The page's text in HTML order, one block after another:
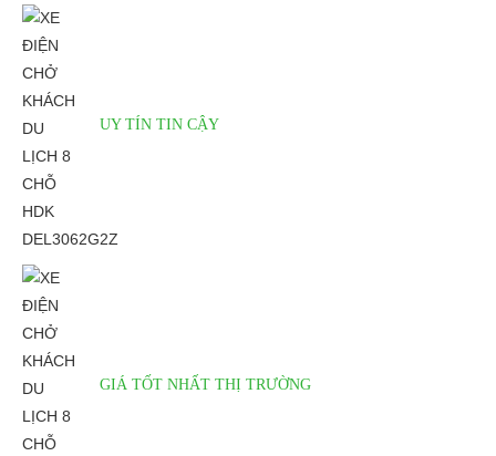
Độ cao gầm:
Khoảng cách
bánh xe:
Trọng
lượng（luôn pin):
Số chỗ:
Khoảng cách
dừng xe:
Bán kính góc cua:
Quãng đường:
UY TÍN TIN CẬY
GIÁ TỐT NHẤT THỊ TRƯỜNG